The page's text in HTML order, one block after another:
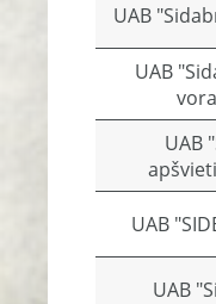
UAB
UAB
UAB
UAB
UAB